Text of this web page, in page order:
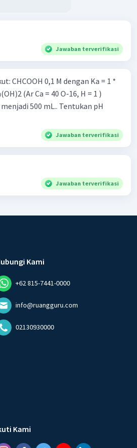
Jawaban terverifikasi
1 *
500 mL.. Tentukan pH
Jawaban terverifikasi
Jawaban terverifikasi
Kami
+62 815-7441-0000
info@ruangguru.com
02130930000
Kami